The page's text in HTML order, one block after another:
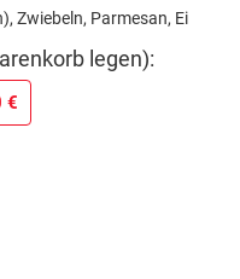
Zwiebeln, Parmesan, Ei
legen):
€